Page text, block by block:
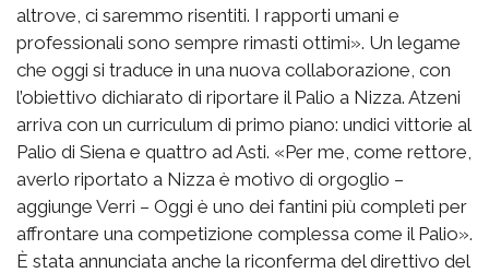
altrove, ci saremmo risentiti. I rapporti umani e
professionali sono sempre rimasti ottimi». Un legame
che oggi si traduce in una nuova collaborazione, con
l’obiettivo dichiarato di riportare il Palio a Nizza. Atzeni
arriva con un curriculum di primo piano: undici vittorie al
Palio di Siena e quattro ad Asti. «Per me, come rettore,
averlo riportato a Nizza è motivo di orgoglio –
aggiunge Verri – Oggi è uno dei fantini più completi per
affrontare una competizione complessa come il Palio».
È stata annunciata anche la riconferma del direttivo del